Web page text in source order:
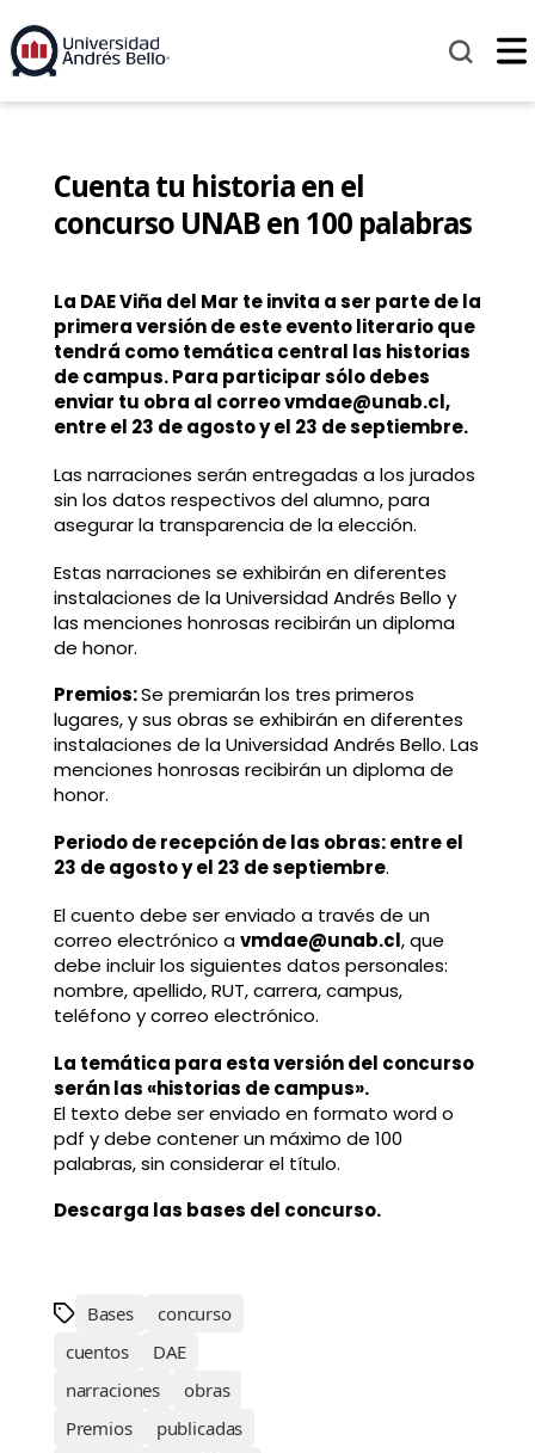
Cuenta tu historia en el
concurso UNAB en 100 palabras
La DAE Viña del Mar te invita a ser parte de la
primera versión de este evento literario que
tendrá como temática central las historias
de campus. Para participar sólo debes
enviar tu obra al correo vmdae@unab.cl,
entre el 23 de agosto y el 23 de septiembre.
Las narraciones serán entregadas a los jurados
sin los datos respectivos del alumno, para
asegurar la transparencia de la elección.
Estas narraciones se exhibirán en diferentes
instalaciones de la Universidad Andrés Bello y
las menciones honrosas recibirán un diploma
de honor.
Premios:Se premiarán los tres primeros
lugares, y sus obras se exhibirán en diferentes
instalaciones de la Universidad Andrés Bello. Las
menciones honrosas recibirán un diploma de
honor.
Periodo de recepción de las obras: entre el
23 de agosto y el 23 de septiembre.
El cuento debe ser enviado a través de un
correo electrónico avmdae@unab.cl, que
debe incluir los siguientes datos personales:
nombre, apellido, RUT, carrera, campus,
teléfono y correo electrónico.
La temática para esta versión del concurso
serán las «historias de campus».
El texto debe ser enviado en formato word o
pdf y debe contener un máximo de 100
palabras, sin considerar el título.
Descarga las bases del concurso.
Bases
concurso
cuentos
DAE
narraciones
obras
Premios
publicadas